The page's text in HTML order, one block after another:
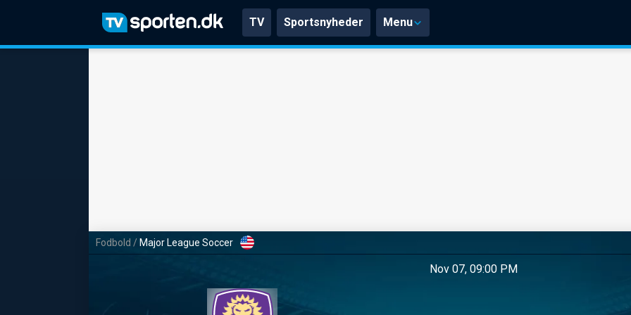
TV Sportsnyheder Menu
Fodbold / Major League Soccer
Nov 07, 09:00 PM